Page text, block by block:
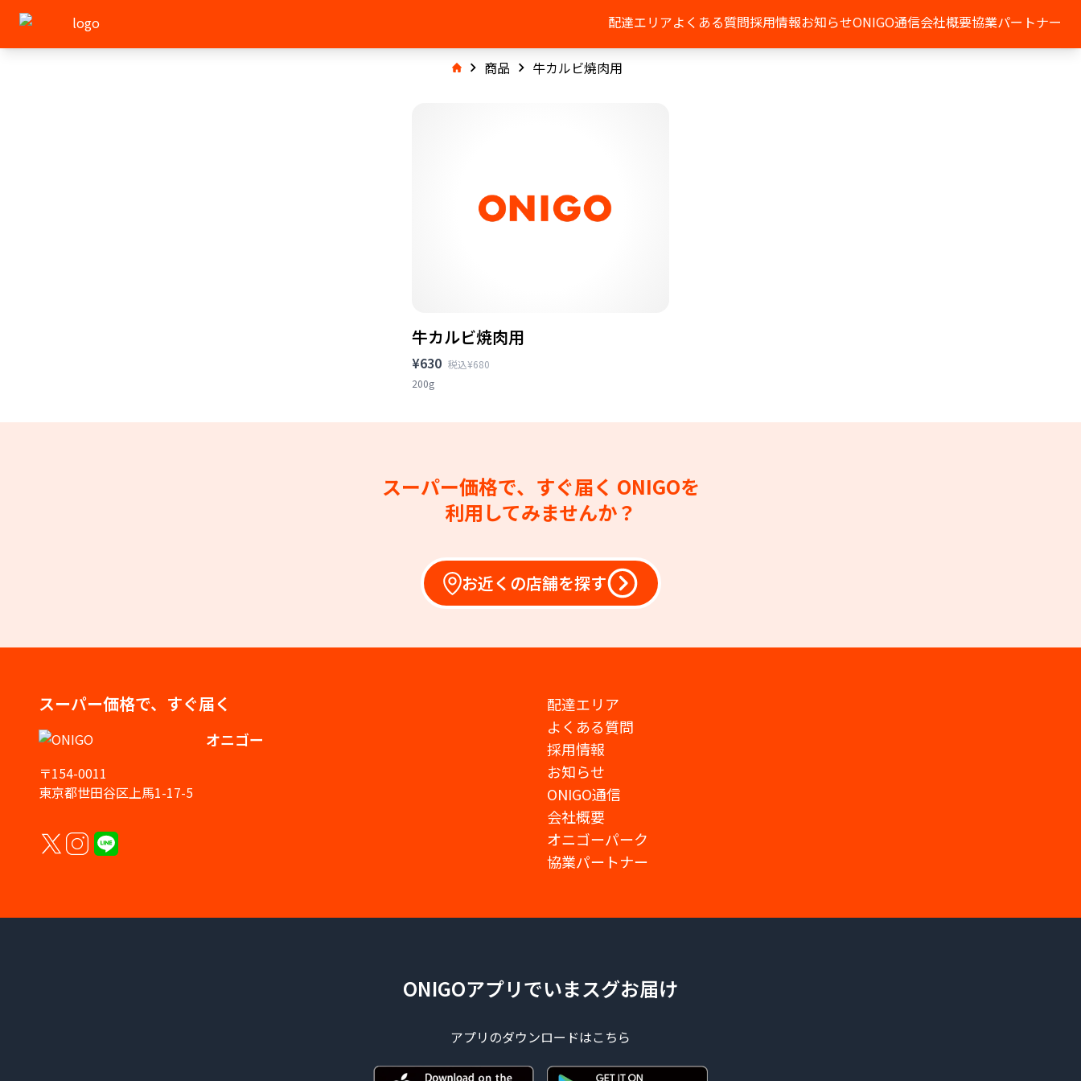
配達エリアよくある質問採用情報お知らせONIGO通信会社概要協業パートナー
商品 牛カルビ焼肉用
牛カルビ焼肉用
¥630 税込¥680
200g
スーパー価格で、すぐ届く ONIGOを
利用してみませんか？
お近くの店舗を探す
スーパー価格で、すぐ届く
オニゴー
〒154-0011
東京都世田谷区上馬1-17-5
配達エリア
よくある質問
採用情報
お知らせ
ONIGO通信
会社概要
オニゴーパーク
協業パートナー
ONIGOアプリでいまスグお届け
アプリのダウンロードはこちら